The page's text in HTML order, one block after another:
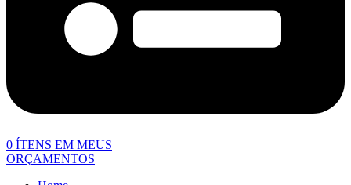
0 ÍTENS EM MEUS
ORÇAMENTOS